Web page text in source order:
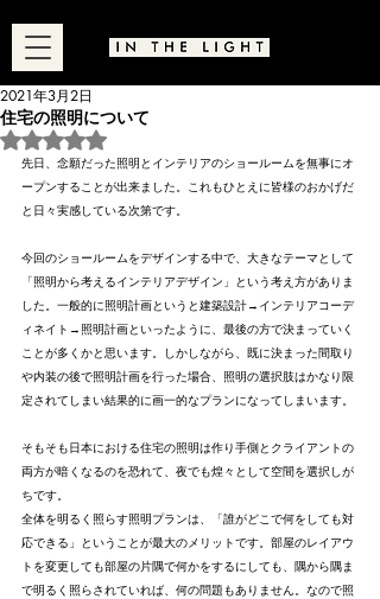
住宅の照明について
2021年3月2日
5つ星のうちNaNと評価されています。
先日、念願だった照明とインテリアのショールームを無事にオ
ープンすることが出来ました。これもひとえに皆様のおかげだ
と日々実感している次第です。
今回のショールームをデザインする中で、大きなテーマとして
「照明から考えるインテリアデザイン」という考え方がありま
した。一般的に照明計画というと建築設計→インテリアコーデ
ィネイト→照明計画といったように、最後の方で決まっていく
ことが多くかと思います。しかしながら、既に決まった間取り
や内装の後で照明計画を行った場合、照明の選択肢はかなり限
定されてしまい結果的に画一的なプランになってしまいます。
そもそも日本における住宅の照明は作り手側とクライアントの
両方が暗くなるのを恐れて、夜でも煌々として空間を選択しが
ちです。
全体を明るく照らす照明プランは、「誰がどこで何をしても対
応できる」ということが最大のメリットです。部屋のレイアウ
トを変更しても部屋の片隅で何かをするにしても、隅から隅ま
で明るく照らされていれば、何の問題もありません。なので照